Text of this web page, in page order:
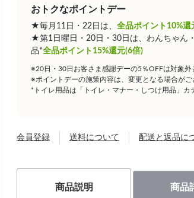
おトクなポイントデー
★毎月11日・22日は、 全品ポイント10%還
★第1日曜日・20日・30日は、わんちゃん
品*全品ポイント15%還元(6倍)
※20日・30日お客さま感謝デーの5％OFFは対象外
※ポイントデーの施策内容は、変更となる場合がご
*トイレ用品は「トイレ・マナー・しつけ用品」
会員登録 送料について 配送と返品に
商品説明 商品